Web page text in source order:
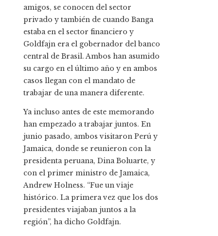
amigos, se conocen del sector
privado y también de cuando Banga
estaba en el sector financiero y
Goldfajn era el gobernador del banco
central de Brasil. Ambos han asumido
su cargo en el último año y en ambos
casos llegan con el mandato de
trabajar de una manera diferente.
Ya incluso antes de este memorando
han empezado a trabajar juntos. En
junio pasado, ambos visitaron Perú y
Jamaica, donde se reunieron con la
presidenta peruana, Dina Boluarte, y
con el primer ministro de Jamaica,
Andrew Holness. “Fue un viaje
histórico. La primera vez que los dos
presidentes viajaban juntos a la
región”, ha dicho Goldfajn.